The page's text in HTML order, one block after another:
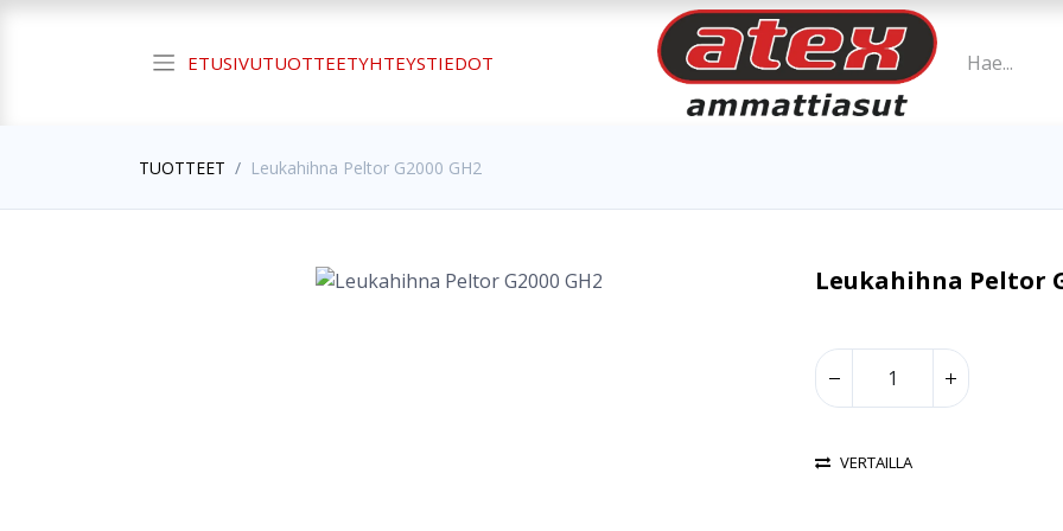
ETUSIVUTUOTTEETYHTEYSTIEDOT
TUOTTEET Leukahihna Peltor G2000 GH2
Leukahihna Peltor
VERTAILLA